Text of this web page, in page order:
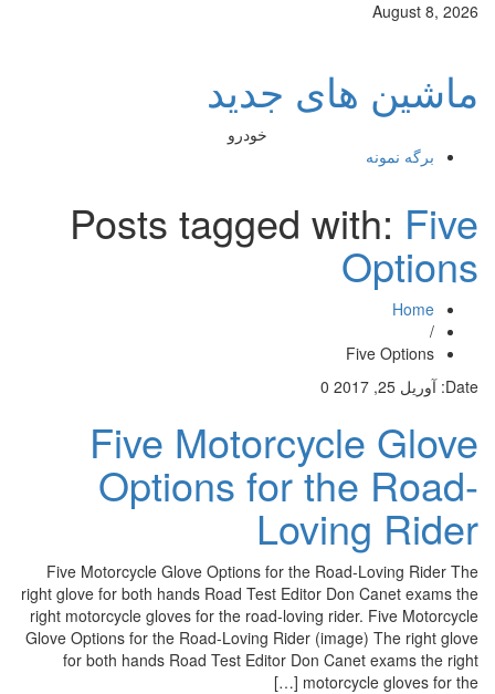
August 8, 2026
ماشین های جدید
خودرو
برگه نمونه
Posts tagged with:Five
Options
Home
/
Five Options
Date: آوریل 25, 2017 0
Five Motorcycle Glove
Options for the Road-
Loving Rider
Five Motorcycle Glove Options for the Road-Loving Rider The
right glove for both hands Road Test Editor Don Canet exams the
right motorcycle gloves for the road-loving rider. Five Motorcycle
Glove Options for the Road-Loving Rider (image) The right glove
for both hands Road Test Editor Don Canet exams the right
motorcycle gloves for the […]